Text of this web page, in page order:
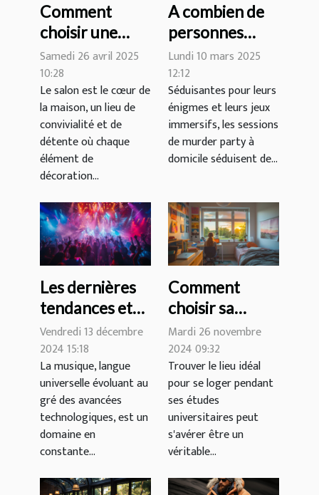
Comment
choisir une
table basse en
verre qui
transforme
votre salon
Samedi 26 avril 2025
10:28
Le salon est le cœur de
la maison, un lieu de
convivialité et de
détente où chaque
élément de
décoration...
A combien de
personnes
peut se jouer
une murder
party à
domicile ?
Lundi 10 mars 2025
12:12
Séduisantes pour leurs
énigmes et leurs jeux
immersifs, les sessions
de murder party à
domicile séduisent de...
Les dernières
tendances et
innovations
dans le
domaine de la
musique
Vendredi 13 décembre
2024 15:18
La musique, langue
universelle évoluant au
gré des avancées
technologiques, est un
domaine en
constante...
Comment
choisir sa
résidence
étudiante pour
une expérience
optimale ?
Mardi 26 novembre
2024 09:32
Trouver le lieu idéal
pour se loger pendant
ses études
universitaires peut
s'avérer être un
véritable...